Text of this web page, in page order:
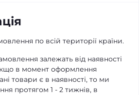
по всій території країни.
залежать від наявності
в момент оформлення
товари є в наявності, то ми
протягом 1 - 2 тижнів, в